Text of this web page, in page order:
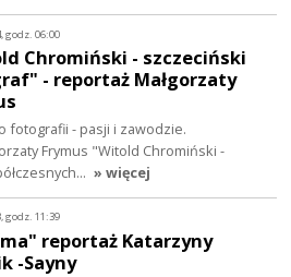
godz. 06:00
Chromiński - szczeciński
- reportaż Małgorzaty
fotografii - pasji i zawodzie.
Frymus "Witold Chromiński -
» więcej
godz. 11:39
reportaż Katarzyny
-Sayny